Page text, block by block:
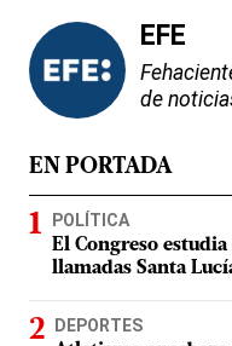
EFE
de
EN PORTADA
POLÍTICA
El Congreso
llamadas Santa
DEPORTES